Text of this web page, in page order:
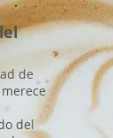
de
del